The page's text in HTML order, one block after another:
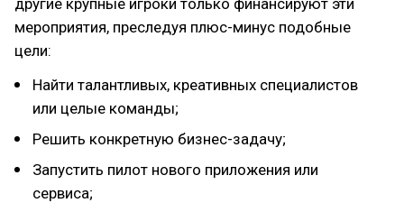
другие крупные игроки только финансируют эти
мероприятия, преследуя плюс-минус подобные
цели:
Найти талантливых, креативных специалистов
или целые команды;
Решить конкретную бизнес-задачу;
Запустить пилот нового приложения или
сервиса;